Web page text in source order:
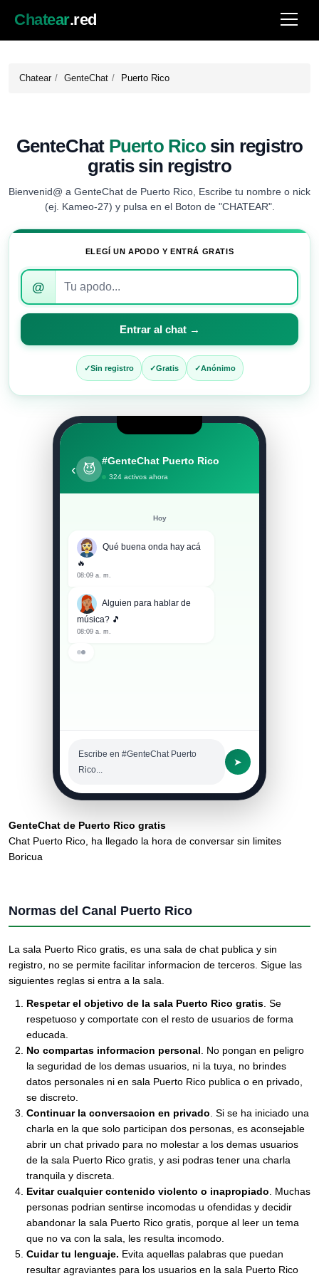
Chatear.red
Chatear GenteChat Puerto Rico
GenteChat Puerto Ricosin registro
gratis sin registro
Bienvenid@ a GenteChat de Puerto Rico, Escribe tu nombre o nick
(ej. Kameo-27) y pulsa en el Boton de "CHATEAR".
ELEGÍ UN APODO Y ENTRÁ GRATIS
Introduce
apodo
para
entrar
@
Entrar al chat →
Sin registro Gratis Anónimo
‹ 😈
#GenteChat Puerto Rico
324 activos ahora
Hoy
Qué buena onda hay acá
🔥
08:09 a. m.
Alguien para hablar de
música? 🎵
08:09 a. m.
Escribe en #GenteChat Puerto
Rico...
➤
GenteChat de Puerto Rico gratis
Chat Puerto Rico, ha llegado la hora de conversar sin limites
Boricua
Normas del Canal Puerto Rico
La sala Puerto Rico gratis, es una sala de chat publica y sin
registro, no se permite facilitar informacion de terceros. Sigue las
siguientes reglas si entra a la sala.
Respetar el objetivo de la sala Puerto Rico gratis . Se
respetuoso y comportate con el resto de usuarios de forma
educada.
No compartas informacion personal . No pongan en peligro
la seguridad de los demas usuarios, ni la tuya, no brindes
datos personales ni en sala Puerto Rico publica o en privado,
se discreto.
Continuar la conversacion en privado . Si se ha iniciado una
charla en la que solo participan dos personas, es aconsejable
abrir un chat privado para no molestar a los demas usuarios
de la sala Puerto Rico gratis, y asi podras tener una charla
tranquila y discreta.
Evitar cualquier contenido violento o inapropiado . Muchas
personas podrian sentirse incomodas u ofendidas y decidir
abandonar la sala Puerto Rico gratis, porque al leer un tema
que no va con la sala, les resulta incomodo.
Cuidar tu lenguaje. Evita aquellas palabras que puedan
resultar agraviantes para los usuarios en la sala Puerto Rico